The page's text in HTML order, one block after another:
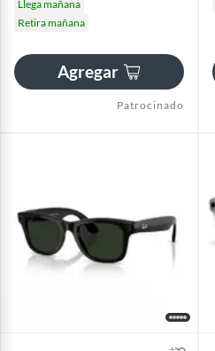
Llega mañana
Retira mañana
Agregar
Patrocinado